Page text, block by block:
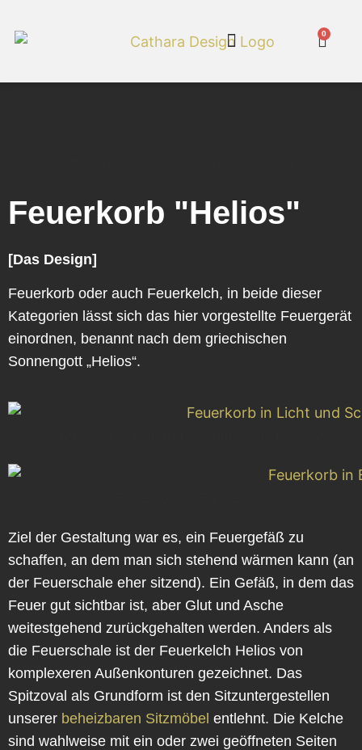
0
Feuerkorb "Helios"
[Das Design]
Feuerkorb oder auch Feuerkelch, in beide dieser
Kategorien lässt sich das hier vorgestellte Feuergerät
einordnen, benannt nach dem griechischen
Sonnengott „Helios“.
Ziel der Gestaltung war es, ein Feuergefäß zu
schaffen, an dem man sich stehend wärmen kann (an
der Feuerschale eher sitzend). Ein Gefäß, in dem das
Feuer gut sichtbar ist, aber Glut und Asche
weitestgehend zurückgehalten werden. Anders als
die Feuerschale ist der Feuerkelch Helios von
komplexeren Außenkonturen gezeichnet. Das
Spitzoval als Grundform ist den Sitzuntergestellen
unserer beheizbaren Sitzmöbel entlehnt. Die Kelche
sind wahlweise mit ein oder zwei geöffneten Seiten